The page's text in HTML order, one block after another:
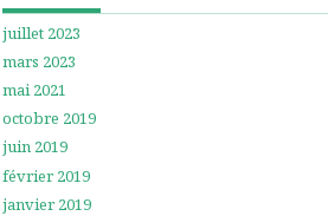
juillet 2023
mars 2023
mai 2021
octobre 2019
juin 2019
février 2019
janvier 2019